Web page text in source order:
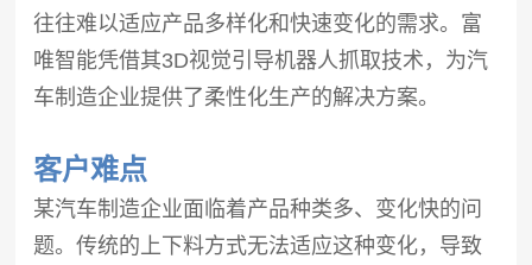
往往难以适应产品多样化和快速变化的需求。富
唯智能凭借其3D视觉引导机器人抓取技术，为汽
车制造企业提供了柔性化生产的解决方案。
客户难点
某汽车制造企业面临着产品种类多、变化快的问
题。传统的上下料方式无法适应这种变化，导致